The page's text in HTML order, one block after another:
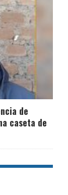
de
caseta de